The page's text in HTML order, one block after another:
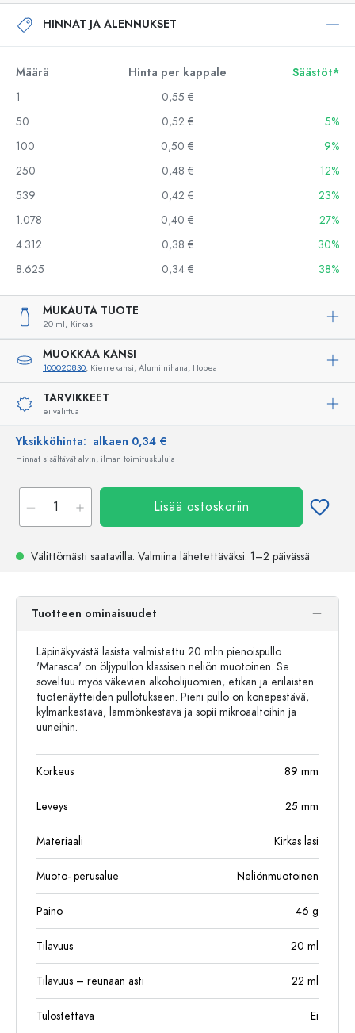
HINNAT JA ALENNUKSET
Määrä Hinta per kappale
Säästöt*
1
0,55 €
50
0,52 €
5%
100
0,50 €
9%
250
0,48 €
12%
539
0,42 €
23%
1.078
0,40 €
27%
4.312
0,38 €
30%
8.625
0,34 € 38%
MUKAUTA TUOTE
20 ml, Kirkas
MUOKKAA KANSI
100020830, Kierrekansi, Alumiinihana, Hopea
TARVIKKEET
ei valittua
Yksikköhinta: alkaen 0,34 €
Hinnat sisältävät alv:n, ilman toimituskuluja
Lisää ostoskoriin
Välittömästi saatavilla. Valmiina lähetettäväksi: 1–2 päivässä
Tuotteen ominaisuudet
Läpinäkyvästä lasista valmistettu 20 ml:n pienoispullo
'Marasca' on öljypullon klassisen neliön muotoinen. Se
soveltuu myös väkevien alkoholijuomien, etikan ja erilaisten
tuotenäytteiden pullotukseen. Pieni pullo on konepestävä,
kylmänkestävä, lämmönkestävä ja sopii mikroaaltoihin ja
uuneihin.
Korkeus 89 mm
Leveys 25 mm
Materiaali Kirkas lasi
Muoto- perusalue Neliönmuotoinen
Paino 46 g
Tilavuus 20 ml
Tilavuus – reunaan asti 22 ml
Tulostettava Ei